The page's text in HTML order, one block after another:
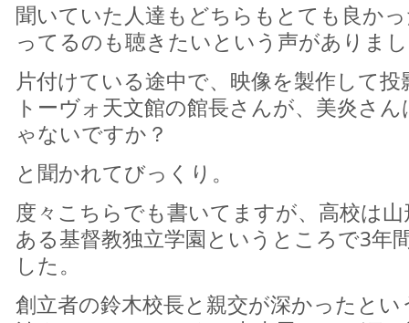
聞いていた人達もどちらもとても良か
ってるのも聴きたいという声がありま
片付けている途中で、映像を製作して
トーヴォ天文館の館長さんが、美炎さ
ゃないですか？
と聞かれてびっくり。
度々こちらでも書いてますが、高校は
ある基督教独立学園というところで3年
した。
創立者の鈴木校長と親交が深かったと